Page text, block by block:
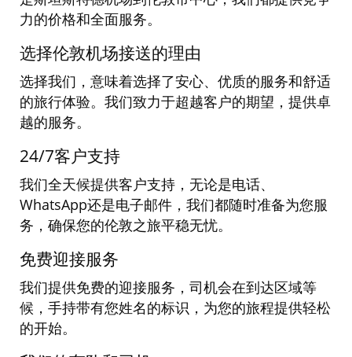
力的价格和全面服务。
选择伦敦机场接送的理由
选择我们，意味着选择了安心、优质的服务和舒适
的旅行体验。我们致力于超越客户的期望，提供卓
越的服务。
24/7客户支持
我们全天候提供客户支持，无论是电话、
WhatsApp还是电子邮件，我们都随时准备为您服
务，确保您的伦敦之旅平稳无忧。
免费迎接服务
我们提供免费的迎接服务，司机会在到达区域等
候，手持带有您姓名的标识，为您的旅程提供轻松
的开始。